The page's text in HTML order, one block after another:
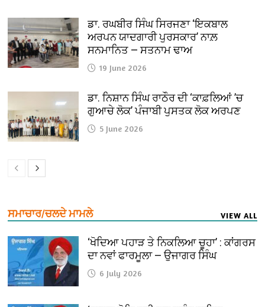
ਡਾ. ਰਘਬੀਰ ਸਿੰਘ ਸਿਰਜਣਾ ‘ਇਕਬਾਲ
ਅਰਪਨ ਯਾਦਗਾਰੀ ਪੁਰਸਕਾਰ’ ਨਾਲ਼
ਸਨਮਾਨਿਤ — ਸਤਨਾਮ ਢਾਅ
19 June 2026
ਡਾ. ਨਿਸ਼ਾਨ ਸਿੰਘ ਰਾਠੌਰ ਦੀ ‘ਕਾਫ਼ਲਿਆਂ ’ਚ
ਗੁਆਚੇ ਲੋਕ’ ਪੰਜਾਬੀ ਪੁਸਤਕ ਲੋਕ ਅਰਪਣ
5 June 2026
ਸਮਾਚਾਰ/ਚਲਦੇ ਮਾਮਲੇ VIEW ALL
‘ਖੋਦਿਆ ਪਹਾੜ ਤੇ ਨਿਕਲਿਆ ਚੂਹਾ’ : ਕਾਂਗਰਸ
ਦਾ ਨਵਾਂ ਫਾਰਮੂਲਾ — ਉਜਾਗਰ ਸਿੰਘ
6 July 2026